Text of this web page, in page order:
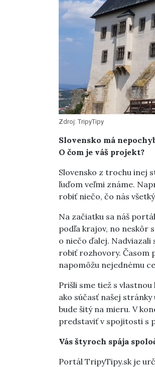
Zdroj: TripyTipy
Slovensko má
O čom je váš projekt?
Slovensko z trochu inej
ľuďom veľmi známe.
robiť niečo, čo nás
Na začiatku sa náš
podľa krajov, no neskôr
o niečo ďalej. Nadviazali
robiť rozhovory. Časom
napomôžu nejednému
Prišli sme tiež s
ako súčasť našej
bude šitý na mieru. V
predstaviť v spojitosti s
Vás štyroch spája
Portál TripyTipy.sk je